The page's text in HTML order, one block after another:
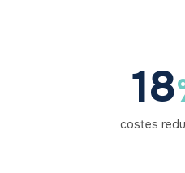
18
costes